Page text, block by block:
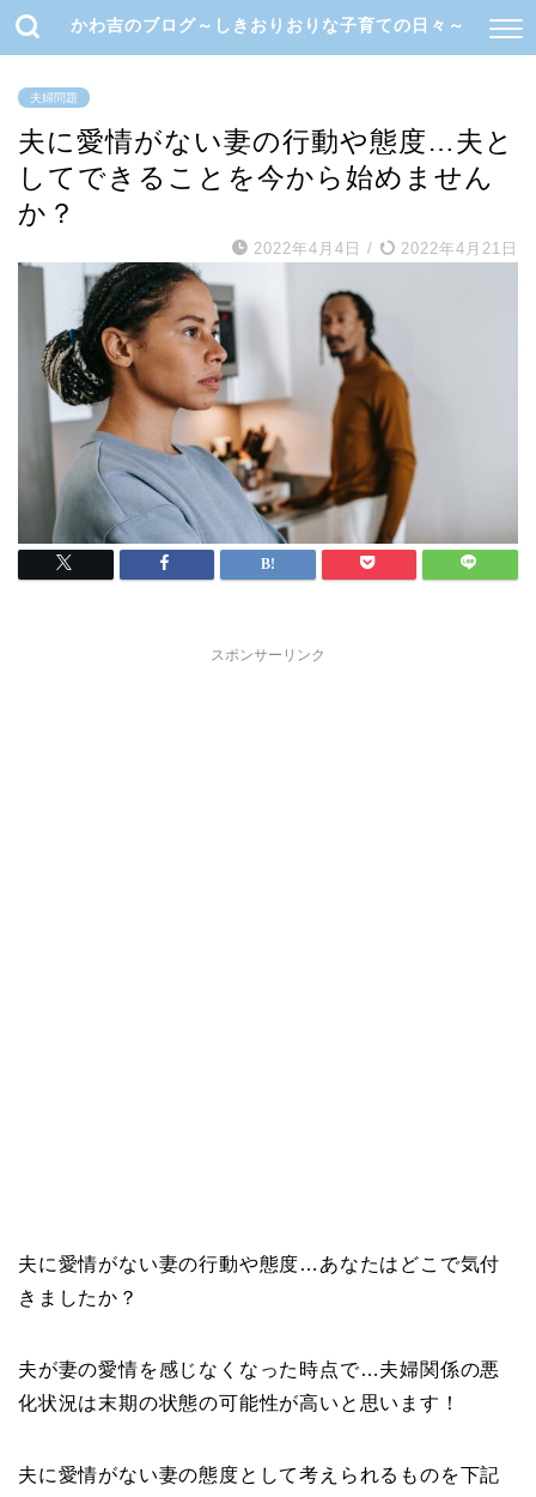
かわ吉のブログ～しきおりおりな子育ての日々～
夫婦問題
夫に愛情がない妻の行動や態度…夫と
してできることを今から始めません
か？
2022年4月4日 / 2022年4月21日
スポンサーリンク
夫に愛情がない妻の行動や態度…あなたはどこで気付
きましたか？
夫が妻の愛情を感じなくなった時点で…夫婦関係の悪
化状況は末期の状態の可能性が高いと思います！
夫に愛情がない妻の態度として考えられるものを下記